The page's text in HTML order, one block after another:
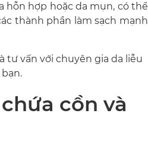
hỗn hợp hoặc da mụn, có thể
thành phần làm sạch mạnh
tư vấn với chuyên gia da liễu
cồn và